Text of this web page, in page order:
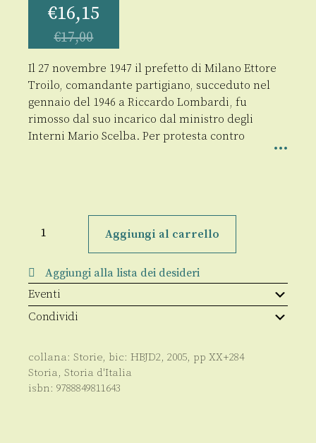
€16,15
€17,00
Il 27 novembre 1947 il prefetto di Milano Ettore
Troilo, comandante partigiano, succeduto nel
gennaio del 1946 a Riccardo Lombardi, fu
rimosso dal suo incarico dal ministro degli
Interni Mario Scelba. Per protesta contro
guerra
quantità
Aggiungi al carrello
Aggiungi alla lista dei desideri
Eventi
Condividi
collana: Storie, bic: HBJD2, 2005, pp XX+284
Storia, Storia d'Italia
isbn: 9788849811643